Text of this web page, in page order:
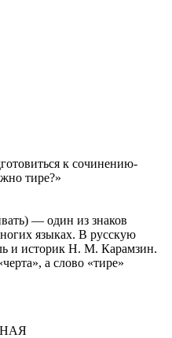
к сочинению-
тире?»
— один из знаков
языках. В русскую
и историк Н. М. Карамзин.
а слово «тире»